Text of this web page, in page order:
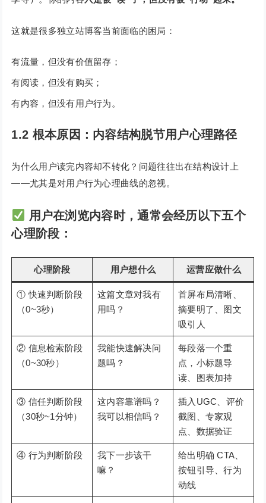
这就是很多独立站博客当前面临的困局：
有流量，但没有价值留存；
有阅读，但没有购买；
有内容，但没有用户行为。
1.2 根本原因：内容结构脱节用户心理路径
为什么用户读完内容却不转化？问题往往出在结构设计上
——尤其是对用户行为心理曲线的忽视。
用户在浏览内容时，通常会经历以下五个
心理阶段：
心理阶段 用户想什么 运营应做什么
① 快速判断阶段
（0~3秒）
这篇文章对我有
用吗？
首屏布局清晰、
摘要明了、图文
吸引人
② 信息检索阶段
（0~30秒）
我能快速解决问
题吗？
每段落一个重
点，小标题导
读、图表加持
③ 信任判断阶段
（30秒~1分钟）
这内容靠谱吗？
我可以相信吗？
插入UGC、评价
截图、专家观
点、数据验证
④ 行为判断阶段
我下一步该干
嘛？
给出明确 CTA、
按钮引导、行为
动线